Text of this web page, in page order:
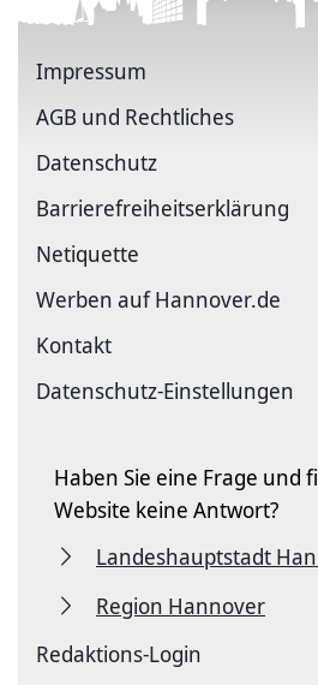
Impressum
AGB und Rechtliches
Datenschutz
Barriere­freiheits­erklärung
Netiquette
Werben auf Hannover.de
Kontakt
Datenschutz-Einstellungen
Haben Sie eine Frage und
Website keine Antwort?
Landeshauptstadt
Region Hannover
Redaktions-Login